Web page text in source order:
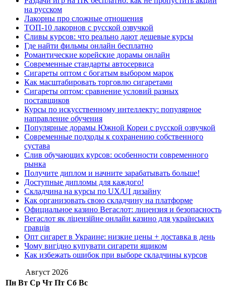
на русском
Лакорны про сложные отношения
ТОП-10 лакорнов с русской озвучкой
Сливы курсов: что реально дают дешевые курсы
Где найти фильмы онлайн бесплатно
Романтические корейские дорамы онлайн
Современные стандарты автосервиса
Сигареты оптом с богатым выбором марок
Как масштабировать торговлю сигаретами
Сигареты оптом: сравнение условий разных
поставщиков
Курсы по искусственному интеллекту: популярное
направление обучения
Популярные дорамы Южной Кореи с русской озвучкой
Современные подходы к сохранению собственного
сустава
Слив обучающих курсов: особенности современного
рынка
Получите диплом и начните зарабатывать больше!
Доступные дипломы для каждого!
Складчина на курсы по UX/UI дизайну
Как организовать свою складчину на платформе
Официальное казино Вегаслот: лицензия и безопасность
Вегаслот як ліцензійне онлайн казино для українських
гравців
Опт сигарет в Украине: низкие цены + доставка в день
Чому вигідно купувати сигарети ящиком
Как избежать ошибок при выборе складчины курсов
Август 2026
Пн Вт Ср Чт Пт Сб Вс